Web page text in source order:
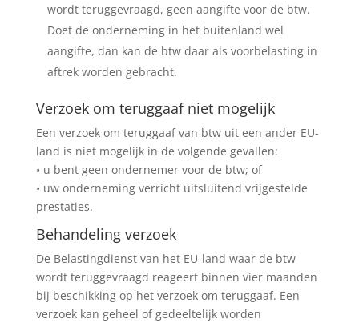
wordt teruggevraagd, geen aangifte voor de btw.
Doet de onderneming in het buitenland wel
aangifte, dan kan de btw daar als voorbelasting in
aftrek worden gebracht.
Verzoek om teruggaaf niet mogelijk
Een verzoek om teruggaaf van btw uit een ander EU-
land is niet mogelijk in de volgende gevallen:
• u bent geen ondernemer voor de btw; of
• uw onderneming verricht uitsluitend vrijgestelde
prestaties.
Behandeling verzoek
De Belastingdienst van het EU-land waar de btw
wordt teruggevraagd reageert binnen vier maanden
bij beschikking op het verzoek om teruggaaf. Een
verzoek kan geheel of gedeeltelijk worden